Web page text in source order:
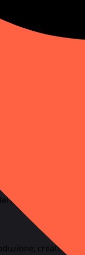
progettata
il
legalmente
l'Utente conferma
l'Utente
previsto;
Prodotto;
descritto.
Prodotto non
creatori di